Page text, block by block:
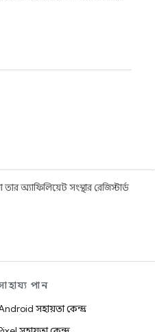
অ্যাফিলিয়েট সংস্থার রেজিস্টার্ড
পান
সহায়তা কেন্দ্র